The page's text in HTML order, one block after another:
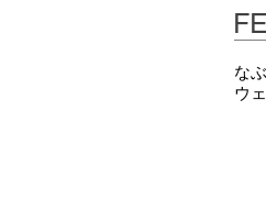
な
ウ